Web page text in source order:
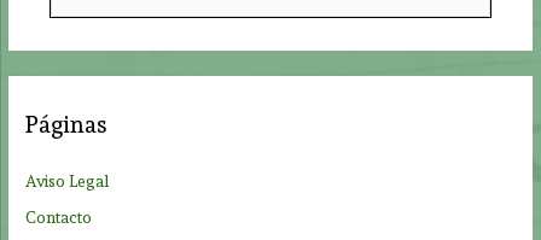
r
Páginas
Aviso Legal
Contacto